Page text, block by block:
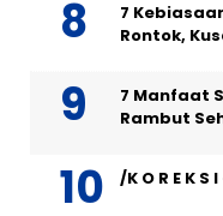
7
Rontok,
7 Manfaat
Rambut
/K O R E K